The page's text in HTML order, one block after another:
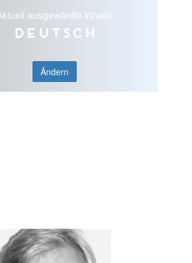
ausgewählte Inhalte
Deutsch
Ändern